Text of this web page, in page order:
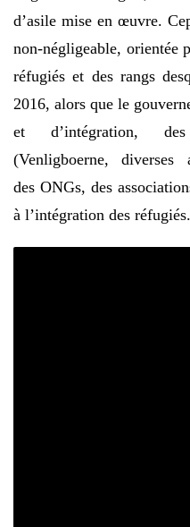
d’asile mise en œuvre.
non-négligeable, orientée
réfugiés et des rangs
2016, alors que le
et d’intégration, des
(Venligboerne, diverses
des ONGs, des
à l’intégration des réfugiés.